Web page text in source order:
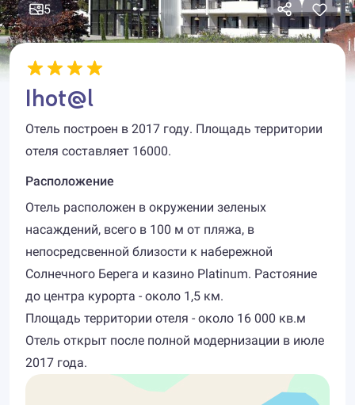
5
Ihot@l
Отель построен в 2017 году. Площадь территории
отеля составляет 16000.
Расположение
Отель расположен в окружении зеленых
насаждений, всего в 100 м от пляжа, в
непосредсвенной близости к набережной
Солнечного Берега и казино Platinum. Растояние
до центра курорта - около 1,5 км.
Площадь территории отеля - около 16 000 кв.м
Отель открыт после полной модернизации в июле
2017 года.